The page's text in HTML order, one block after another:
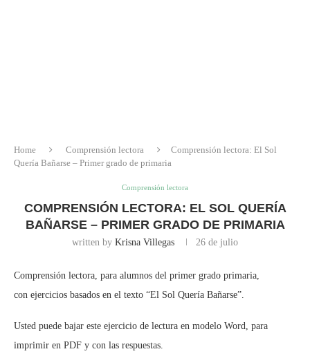
Home Comprensión lectora
Comprensión lectora: El Sol
Quería Bañarse – Primer grado de primaria
Comprensión lectora
COMPRENSIÓN LECTORA: EL SOL QUERÍA
BAÑARSE – PRIMER GRADO DE PRIMARIA
written by Krisna Villegas 26 de julio
Comprensión lectora, para alumnos del primer grado primaria,
con ejercicios basados en el texto “El Sol Quería Bañarse”.
Usted puede bajar este ejercicio de lectura en modelo Word, para
imprimir en PDF y con las respuestas.